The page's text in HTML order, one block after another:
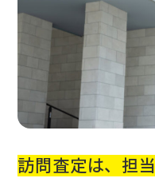
訪問査定は、担